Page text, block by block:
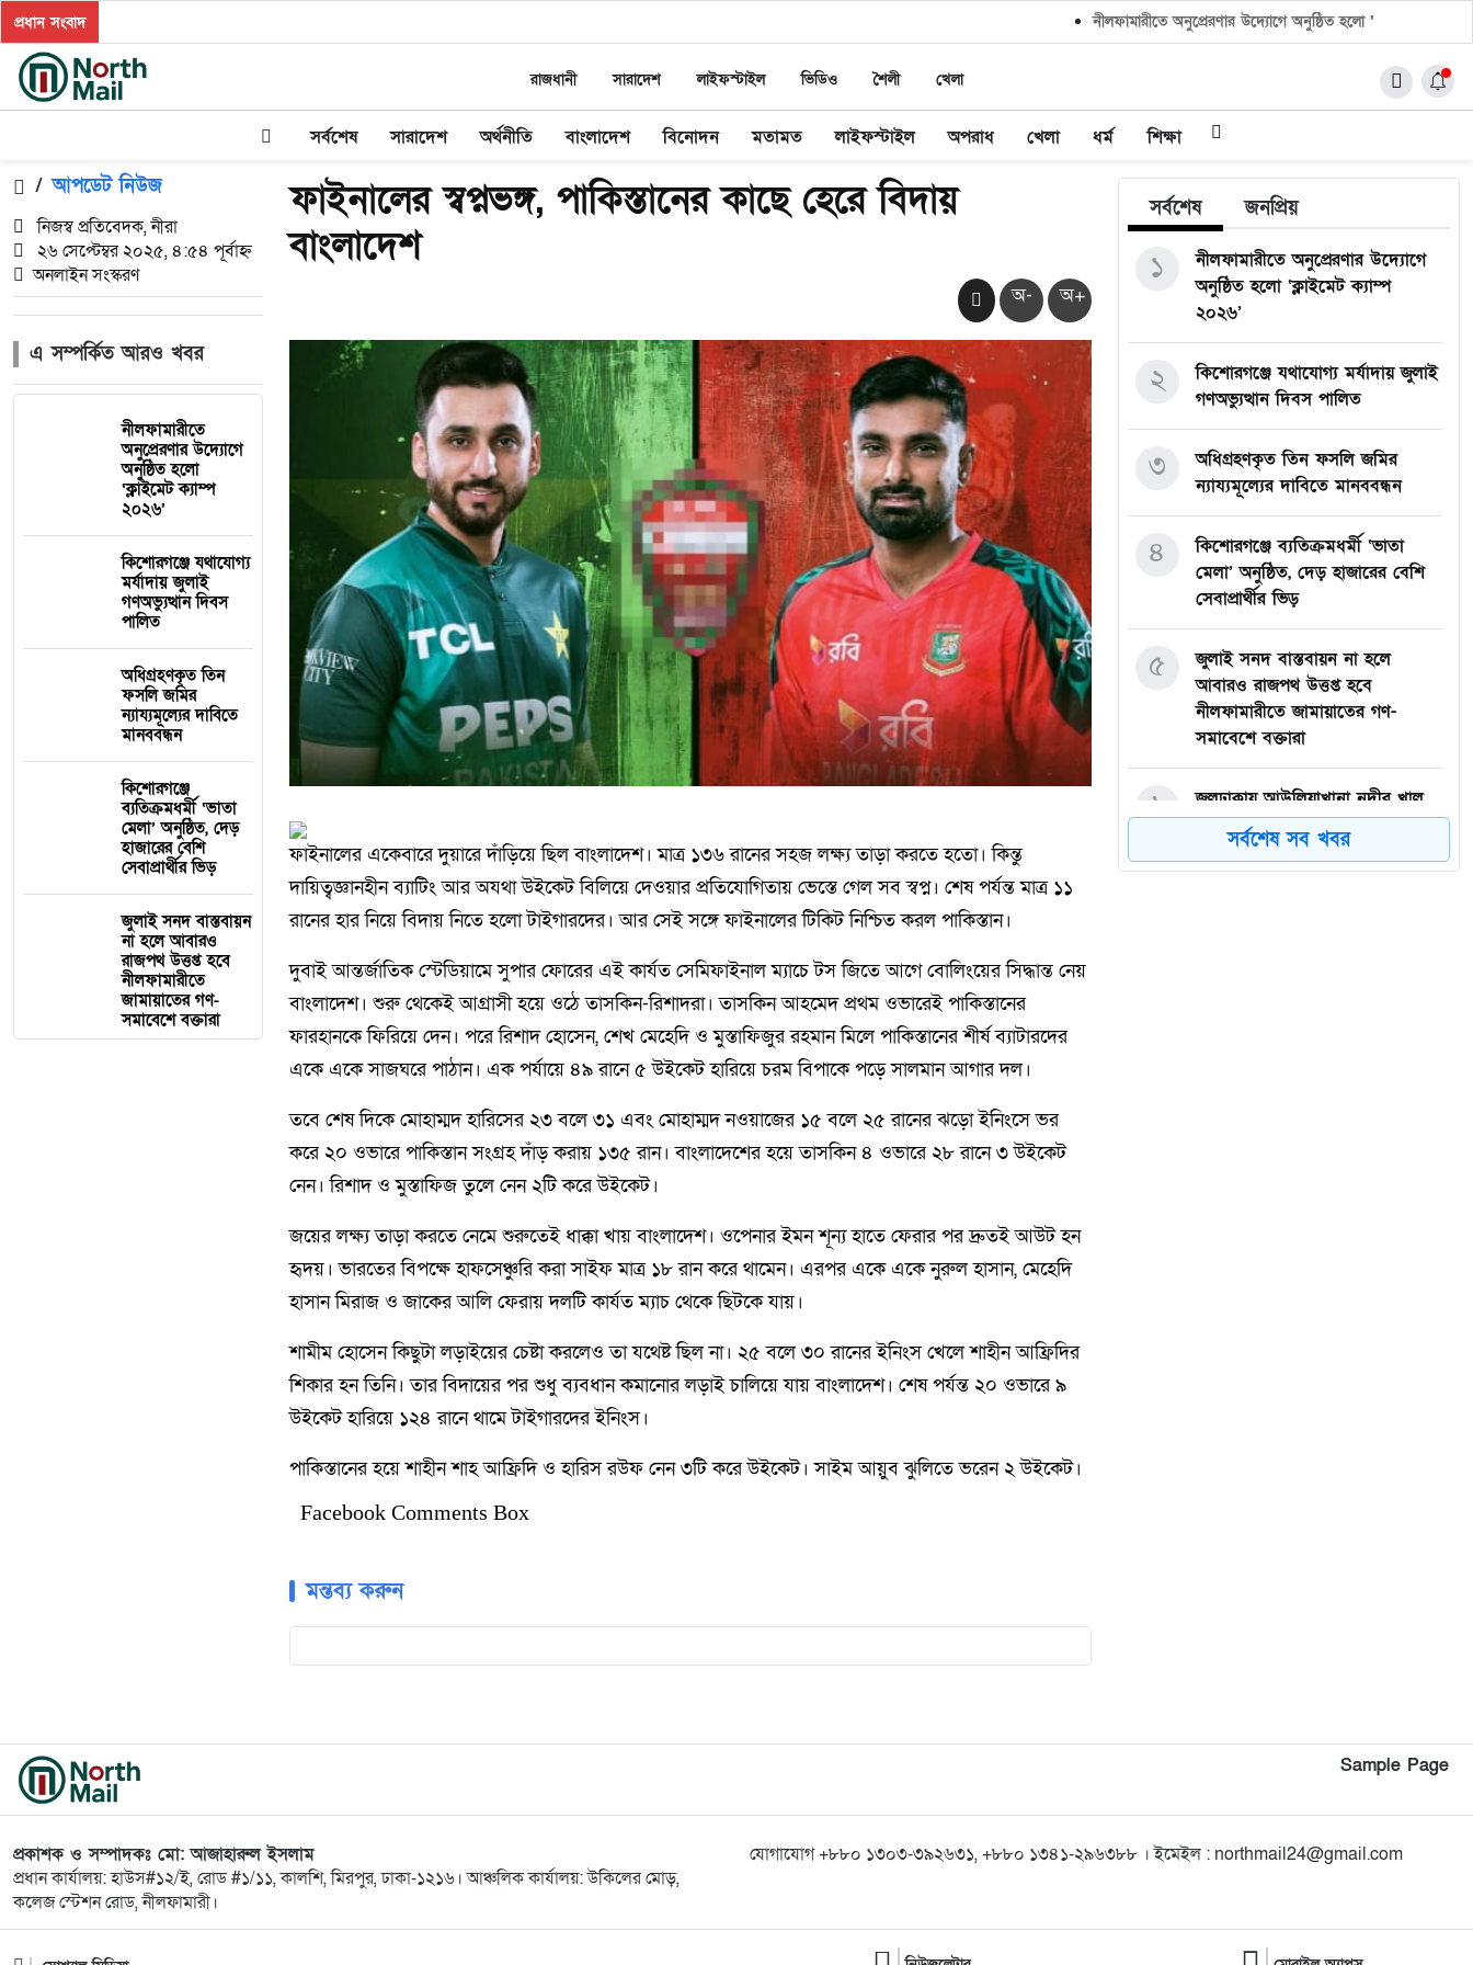
প্রধান সংবাদ নীলফামারীতে অনুপ্রেরণার উদ্যোগে অনুষ্ঠিত হলো ‘ক্লাইমেট ক্যাম্প ২০২৬’
রাজধানী সারাদেশ লাইফস্টাইল ভিডিও শৈলী খেলা
সর্বশেষ সারাদেশ অর্থনীতি বাংলাদেশ বিনোদন মতামত লাইফস্টাইল অপরাধ খেলা ধর্ম শিক্ষা
/ আপডেট নিউজ
নিজস্ব প্রতিবেদক, নীরা
২৬ সেপ্টেম্বর ২০২৫, ৪:৫৪ পূর্বাহ্ন
অনলাইন সংস্করণ
এ সম্পর্কিত আরও খবর
নীলফামারীতে
অনুপ্রেরণার উদ্যোগে
অনুষ্ঠিত হলো
‘ক্লাইমেট ক্যাম্প
২০২৬’
কিশোরগঞ্জে যথাযোগ্য
মর্যাদায় জুলাই
গণঅভ্যুত্থান দিবস
পালিত
অধিগ্রহণকৃত তিন
ফসলি জমির
ন্যায্যমূল্যের দাবিতে
মানববন্ধন
কিশোরগঞ্জে
ব্যতিক্রমধর্মী ‘ভাতা
মেলা’ অনুষ্ঠিত, দেড়
হাজারের বেশি
সেবাপ্রার্থীর ভিড়
জুলাই সনদ বাস্তবায়ন
না হলে আবারও
রাজপথ উত্তপ্ত হবে
নীলফামারীতে
জামায়াতের গণ-
সমাবেশে বক্তারা
ফাইনালের স্বপ্নভঙ্গ, পাকিস্তানের কাছে হেরে বিদায়
বাংলাদেশ
অ- অ+
ফাইনালের একেবারে দুয়ারে দাঁড়িয়ে ছিল বাংলাদেশ। মাত্র ১৩৬ রানের সহজ লক্ষ্য তাড়া করতে হতো। কিন্তু
দায়িত্বজ্ঞানহীন ব্যাটিং আর অযথা উইকেট বিলিয়ে দেওয়ার প্রতিযোগিতায় ভেস্তে গেল সব স্বপ্ন। শেষ পর্যন্ত মাত্র ১১
রানের হার নিয়ে বিদায় নিতে হলো টাইগারদের। আর সেই সঙ্গে ফাইনালের টিকিট নিশ্চিত করল পাকিস্তান।
দুবাই আন্তর্জাতিক স্টেডিয়ামে সুপার ফোরের এই কার্যত সেমিফাইনাল ম্যাচে টস জিতে আগে বোলিংয়ের সিদ্ধান্ত নেয়
বাংলাদেশ। শুরু থেকেই আগ্রাসী হয়ে ওঠে তাসকিন-রিশাদরা। তাসকিন আহমেদ প্রথম ওভারেই পাকিস্তানের
ফারহানকে ফিরিয়ে দেন। পরে রিশাদ হোসেন, শেখ মেহেদি ও মুস্তাফিজুর রহমান মিলে পাকিস্তানের শীর্ষ ব্যাটারদের
একে একে সাজঘরে পাঠান। এক পর্যায়ে ৪৯ রানে ৫ উইকেট হারিয়ে চরম বিপাকে পড়ে সালমান আগার দল।
তবে শেষ দিকে মোহাম্মদ হারিসের ২৩ বলে ৩১ এবং মোহাম্মদ নওয়াজের ১৫ বলে ২৫ রানের ঝড়ো ইনিংসে ভর
করে ২০ ওভারে পাকিস্তান সংগ্রহ দাঁড় করায় ১৩৫ রান। বাংলাদেশের হয়ে তাসকিন ৪ ওভারে ২৮ রানে ৩ উইকেট
নেন। রিশাদ ও মুস্তাফিজ তুলে নেন ২টি করে উইকেট।
জয়ের লক্ষ্য তাড়া করতে নেমে শুরুতেই ধাক্কা খায় বাংলাদেশ। ওপেনার ইমন শূন্য হাতে ফেরার পর দ্রুতই আউট হন
হৃদয়। ভারতের বিপক্ষে হাফসেঞ্চুরি করা সাইফ মাত্র ১৮ রান করে থামেন। এরপর একে একে নুরুল হাসান, মেহেদি
হাসান মিরাজ ও জাকের আলি ফেরায় দলটি কার্যত ম্যাচ থেকে ছিটকে যায়।
শামীম হোসেন কিছুটা লড়াইয়ের চেষ্টা করলেও তা যথেষ্ট ছিল না। ২৫ বলে ৩০ রানের ইনিংস খেলে শাহীন আফ্রিদির
শিকার হন তিনি। তার বিদায়ের পর শুধু ব্যবধান কমানোর লড়াই চালিয়ে যায় বাংলাদেশ। শেষ পর্যন্ত ২০ ওভারে ৯
উইকেট হারিয়ে ১২৪ রানে থামে টাইগারদের ইনিংস।
পাকিস্তানের হয়ে শাহীন শাহ আফ্রিদি ও হারিস রউফ নেন ৩টি করে উইকেট। সাইম আয়ুব ঝুলিতে ভরেন ২ উইকেট।
Facebook Comments Box
মন্তব্য করুন
সর্বশেষ জনপ্রিয়
নীলফামারীতে অনুপ্রেরণার উদ্যোগে
অনুষ্ঠিত হলো ‘ক্লাইমেট ক্যাম্প
২০২৬’
১
কিশোরগঞ্জে যথাযোগ্য মর্যাদায় জুলাই
গণঅভ্যুত্থান দিবস পালিত
২
অধিগ্রহণকৃত তিন ফসলি জমির
ন্যায্যমূল্যের দাবিতে মানববন্ধন
৩
কিশোরগঞ্জে ব্যতিক্রমধর্মী ‘ভাতা
মেলা’ অনুষ্ঠিত, দেড় হাজারের বেশি
সেবাপ্রার্থীর ভিড়
৪
জুলাই সনদ বাস্তবায়ন না হলে
আবারও রাজপথ উত্তপ্ত হবে
নীলফামারীতে জামায়াতের গণ-
সমাবেশে বক্তারা
৫
জলঢাকায় আউলিয়াখানা নদীর খাল
খননের দাবিতে মানববন্ধন
৬
প্রাথমিক শিক্ষায় স্কুল ফিডিং: পুষ্টি,
উপস্থিতি ও মেধার বিকাশ
১৫
সর্বশেষ সব খবর
Sample Page
প্রকাশক ও সম্পাদকঃ মো: আজাহারুল ইসলাম
প্রধান কার্যালয়: হাউস#১২/ই, রোড #১/১১, কালশি, মিরপুর, ঢাকা-১২১৬। আঞ্চলিক কার্যালয়: উকিলের মোড়,
কলেজ স্টেশন রোড, নীলফামারী।
যোগাযোগ +৮৮০ ১৩০৩-৩৯২৬৩১, +৮৮০ ১৩৪১-২৯৬৩৮৮ । ইমেইল : northmail24@gmail.com